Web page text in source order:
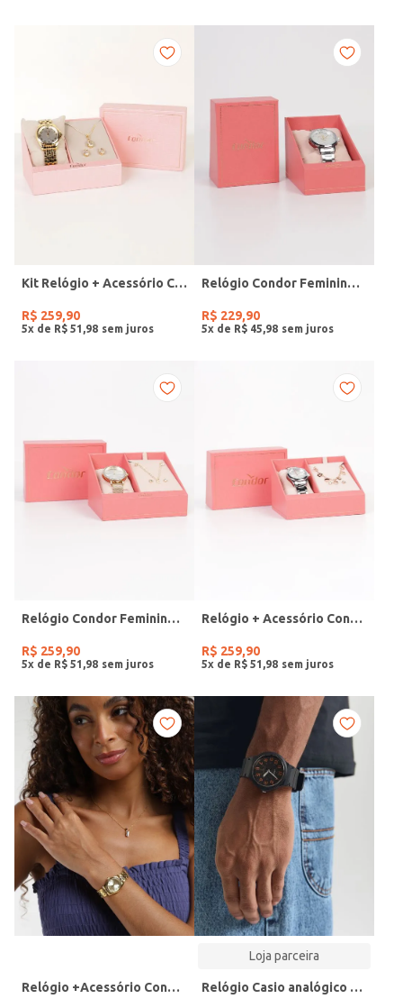
Kit Relógio + Acessório Condor Feminino DOURADO
R$ 259,90
5x de R$ 51 98
Relógio Condor Feminino PRATA
R$ 229,90
5x de R$ 45 98
Relógio Condor Feminino DOURADO
R$ 259,90
5x de R$ 51 98
Relógio + Acessório Condor Feminino PRATA
R$ 259,90
5x de R$ 51 98
Relógio +Acessório Condor Feminino DOURADO
Loja parceira
Relógio Casio analógico MW-240-4BVDF-SC